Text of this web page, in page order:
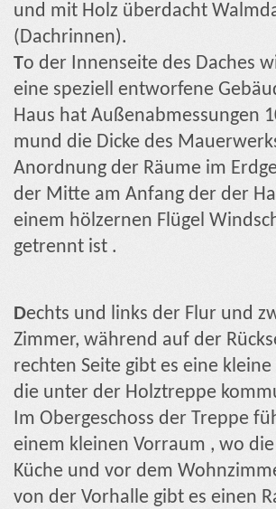
und mit Holz überdacht
(Dachrinnen).
To der Innenseite des Daches
eine speziell entworfene
Haus hat Außenabmessungen
mund die Dicke des
Anordnung der Räume im
der Mitte am Anfang der der
einem hölzernen Flügel
getrennt ist .
Dechts und links der Flur und
Zimmer, während auf der
rechten Seite gibt es eine kleine
die unter der Holztreppe
Im Obergeschoss der Treppe
einem kleinen Vorraum , wo
Küche und vor dem
von der Vorhalle gibt es einen